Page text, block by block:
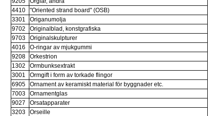
4410
"Oriented strand board" (OSB)
3301
Origanumolja
9702
Originalblad, konstgrafiska
9703
Originalskulpturer
4016
O-ringar av mjukgummi
9208
Orkestrion
1302
Ormbunksextrakt
3001
Ormgift i form av torkade flingor
6905
Ornament av keramiskt material för byggnader etc.
7003
Ornamentglas
9027
Orsatapparater
3203
Orseille